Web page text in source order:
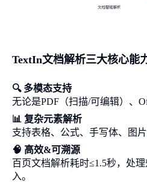
TextIn文档解析三大核心能
🔍 多模态支持
无论是PDF（扫描/可编辑）、
📊 复杂元素解析
支持表格、公式、手写体、图
🧠 高效&可溯源
百页文档解析耗时≤1.5秒，处
入。